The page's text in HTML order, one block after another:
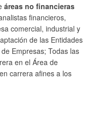
áreas no financieras
financieros,
comercial, industrial y
de las Entidades
Empresas; Todas las
en el Área de
carrera afines a los